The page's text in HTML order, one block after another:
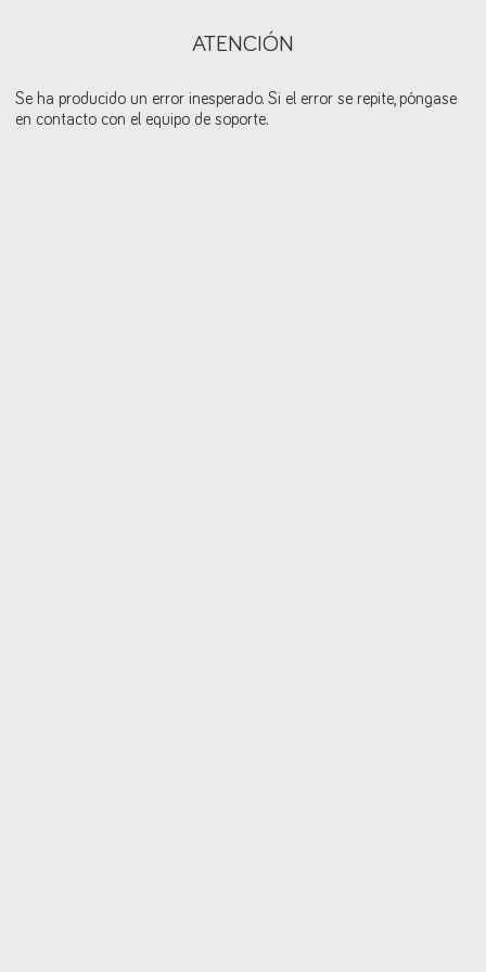
ATENCIÓN
Se ha producido un error inesperado. Si el error se repite, póngase
en contacto con el equipo de soporte.